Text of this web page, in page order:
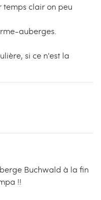
temps clair on peu
auberges.
si ce n'est la
Buchwald à la fin
!!